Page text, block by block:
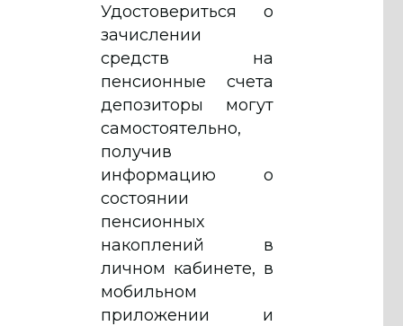
Удостовериться о
зачислении
средств на
пенсионные счета
депозиторы могут
самостоятельно,
получив
информацию о
состоянии
пенсионных
накоплений в
личном кабинете, в
мобильном
приложении и